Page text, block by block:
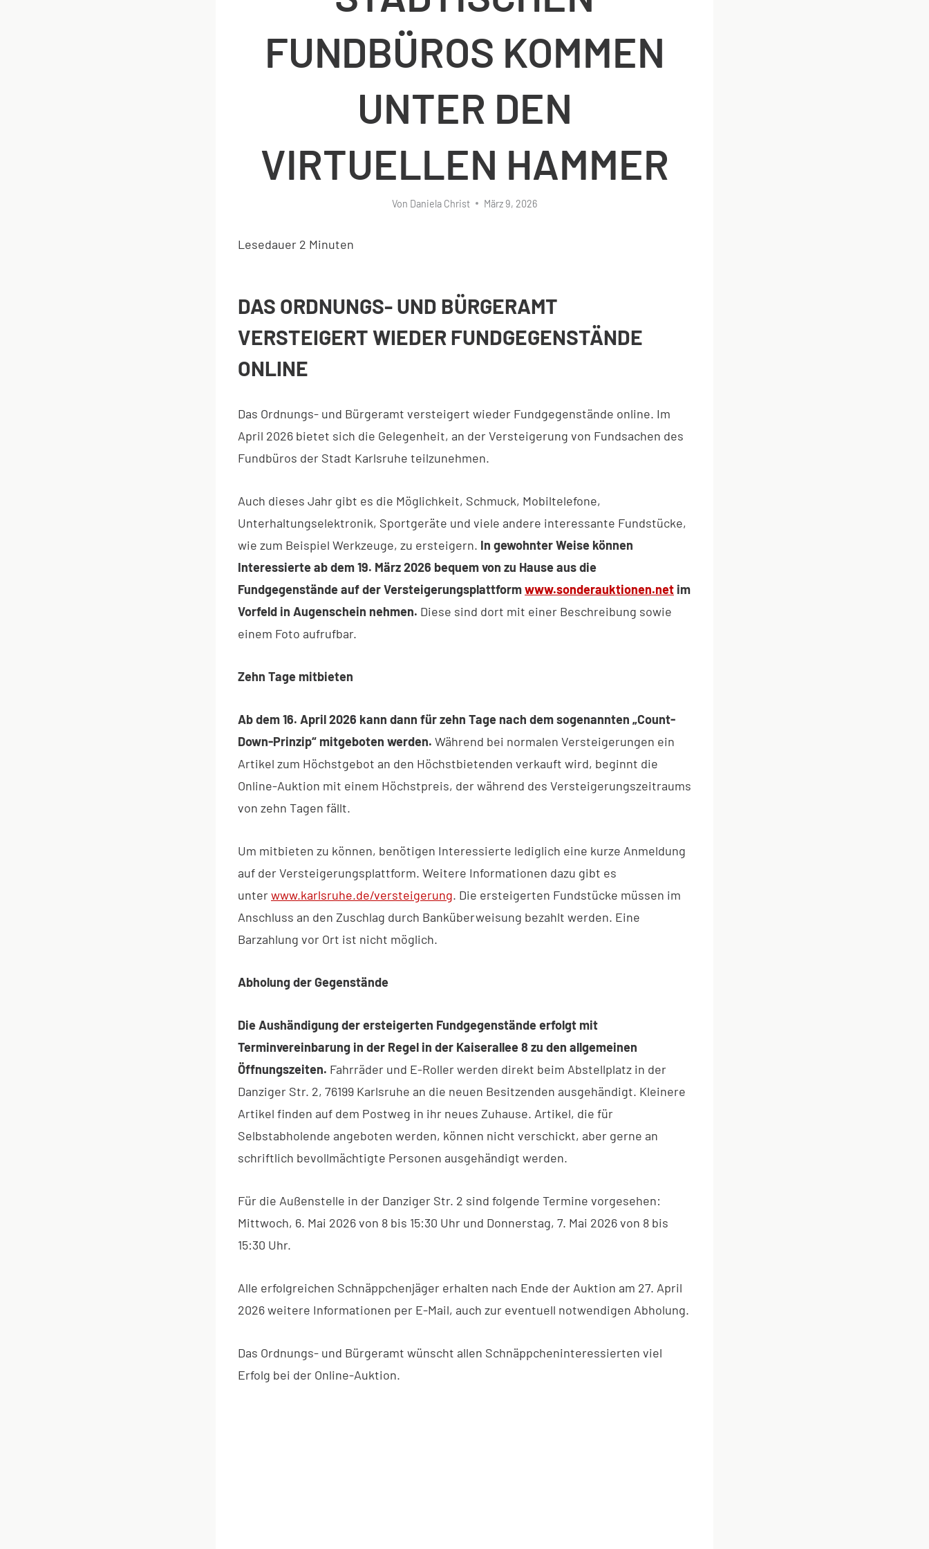
FUNDBÜROS KOMMEN
UNTER DEN
VIRTUELLEN HAMMER
Von Daniela Christ März 9, 2026
Lesedauer 2 Minuten
DAS ORDNUNGS- UND BÜRGERAMT
VERSTEIGERT WIEDER FUNDGEGENSTÄNDE
ONLINE
Das Ordnungs- und Bürgeramt versteigert wieder Fundgegenstände online. Im
April 2026 bietet sich die Gelegenheit, an der Versteigerung von Fundsachen des
Fundbüros der Stadt Karlsruhe teilzunehmen.
Auch dieses Jahr gibt es die Möglichkeit, Schmuck, Mobiltelefone,
Unterhaltungselektronik, Sportgeräte und viele andere interessante Fundstücke,
wie zum Beispiel Werkzeuge, zu ersteigern. In gewohnter Weise können
Interessierte ab dem 19. März 2026 bequem von zu Hause aus die
Fundgegenstände auf der Versteigerungsplattformwww.sonderauktionen.net im
Vorfeld in Augenschein nehmen. Diese sind dort mit einer Beschreibung sowie
einem Foto aufrufbar.
Zehn Tage mitbieten
Ab dem 16. April 2026 kann dann für zehn Tage nach dem sogenannten „Count-
Down-Prinzip“ mitgeboten werden. Während bei normalen Versteigerungen ein
Artikel zum Höchstgebot an den Höchstbietenden verkauft wird, beginnt die
Online-Auktion mit einem Höchstpreis, der während des Versteigerungszeitraums
von zehn Tagen fällt.
Um mitbieten zu können, benötigen Interessierte lediglich eine kurze Anmeldung
auf der Versteigerungsplattform. Weitere Informationen dazu gibt es
unterwww.karlsruhe.de/versteigerung. Die ersteigerten Fundstücke müssen im
Anschluss an den Zuschlag durch Banküberweisung bezahlt werden. Eine
Barzahlung vor Ort ist nicht möglich.
Abholung der Gegenstände
Die Aushändigung der ersteigerten Fundgegenstände erfolgt mit
Terminvereinbarung in der Regel in der Kaiserallee 8 zu den allgemeinen
Öffnungszeiten. Fahrräder und E-Roller werden direkt beim Abstellplatz in der
Danziger Str. 2, 76199 Karlsruhe an die neuen Besitzenden ausgehändigt. Kleinere
Artikel finden auf dem Postweg in ihr neues Zuhause. Artikel, die für
Selbstabholende angeboten werden, können nicht verschickt, aber gerne an
schriftlich bevollmächtigte Personen ausgehändigt werden.
Für die Außenstelle in der Danziger Str. 2 sind folgende Termine vorgesehen:
Mittwoch, 6. Mai 2026 von 8 bis 15:30 Uhr und Donnerstag, 7. Mai 2026 von 8 bis
15:30 Uhr.
Alle erfolgreichen Schnäppchenjäger erhalten nach Ende der Auktion am 27. April
2026 weitere Informationen per E-Mail, auch zur eventuell notwendigen Abholung.
Das Ordnungs- und Bürgeramt wünscht allen Schnäppcheninteressierten viel
Erfolg bei der Online-Auktion.